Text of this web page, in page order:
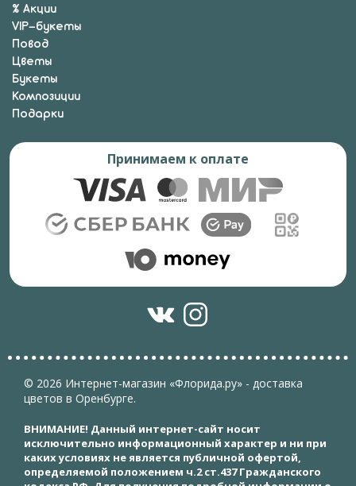
% Акции
VIP-букеты
Повод
Цветы
Букеты
Композиции
Подарки
Принимаем к оплате
© 2026 Интернет-магазин «Флорида.ру» - доставка
цветов в Оренбурге.
ВНИМАНИЕ! Данный интернет-сайт носит
исключительно информационный характер и ни при
каких условиях не является публичной офертой,
определяемой положением ч.2 ст.437 Гражданского